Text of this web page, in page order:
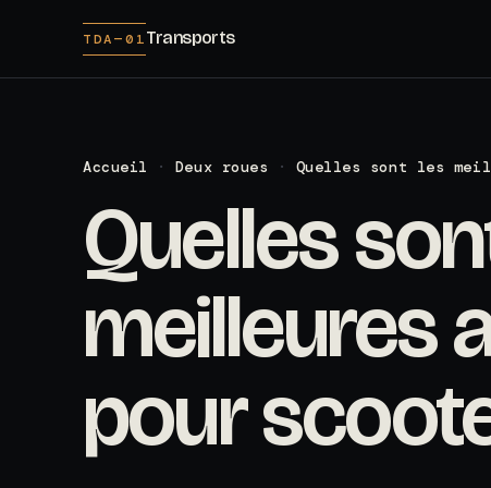
TDA—01Transports
Accueil · Deux roues · Quelles sont les
Quelles
meilleures
pour